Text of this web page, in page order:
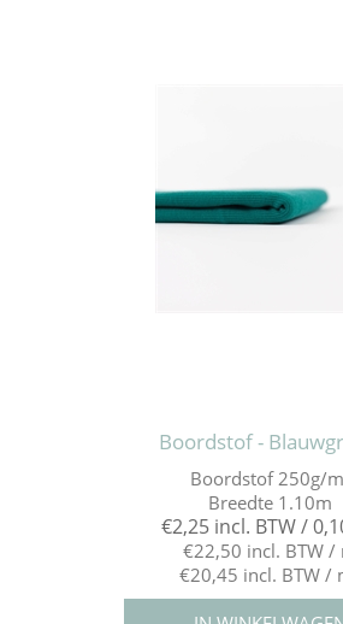
Boordstof -
Boordstof 250g/
Breedte 1.10m
€2,25 incl. BTW /
€22,50 incl. BTW /
€20,45 incl. BTW /